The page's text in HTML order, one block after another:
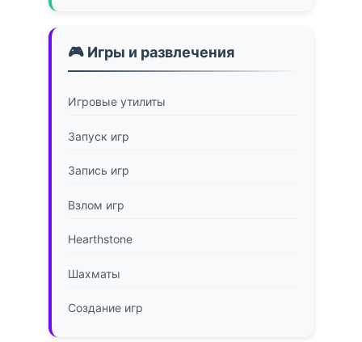
🎮 Игры и развлечения
Игровые утилиты
Запуск игр
Запись игр
Взлом игр
Hearthstone
Шахматы
Создание игр